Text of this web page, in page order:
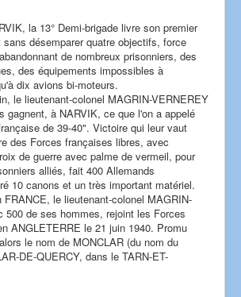
la 13° Demi-brigade livre son premier
désemparer quatre objectifs, force
de nombreux prisonniers, des
des équipements impossibles à
dix avions bi-moteurs.
le lieutenant-colonel MAGRIN-VERNEREY
gagnent, à NARVIK, ce que l'on a appelé
de 39-40". Victoire qui leur vaut
des Forces françaises libres, avec
de guerre avec palme de vermeil, pour
alliés, fait 400 Allemands
10 canons et un très important matériel.
FRANCE, le lieutenant-colonel MAGRIN-
500 de ses hommes, rejoint les Forces
ANGLETERRE le 21 juin 1940. Promu
le nom de MONCLAR (du nom du
DE-QUERCY, dans le TARN-ET-